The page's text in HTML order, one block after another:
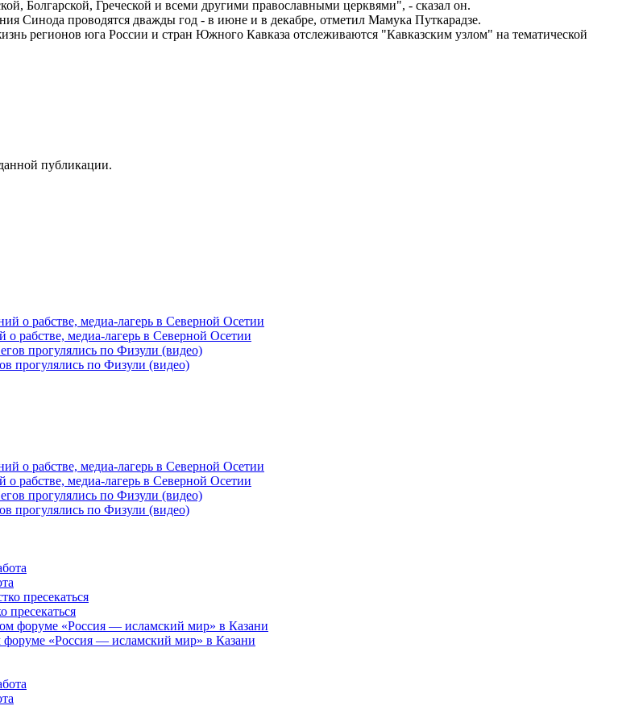
Болгарской, Греческой и всеми другими православными церквями", - сказал он.
Синода проводятся дважды год - в июне и в декабре, отметил Мамука Путкарадзе.
регионов юга России и стран Южного Кавказа отслеживаются "Кавказским узлом" на тематической
публикации.
рабстве, медиа-лагерь в Северной Осетии
прогулялись по Физули (видео)
рабстве, медиа-лагерь в Северной Осетии
прогулялись по Физули (видео)
«Россия — исламский мир» в Казани